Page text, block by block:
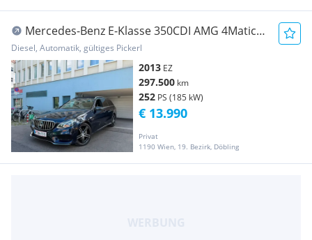
Mercedes-Benz E-Klasse 350CDI AMG 4Matic
*Bang&Olufsen* Vollausstattung*
Diesel, Automatik, gültiges Pickerl
2013 EZ
297.500 km
252 PS (185 kW)
Privat
1190 Wien, 19. Bezirk, Döbling
€ 13.990